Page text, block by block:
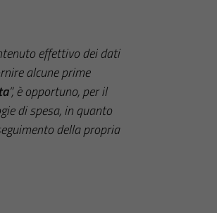
effettivo dei dati
alcune prime
”, è opportuno, per il
di spesa, in quanto
della propria